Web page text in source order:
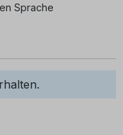
Sprache